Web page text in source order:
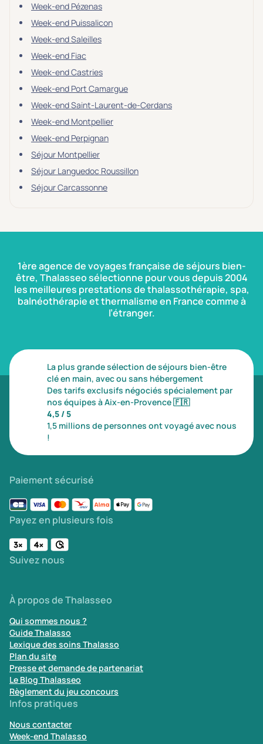
Week-end Pézenas
Week-end Puissalicon
Week-end Saleilles
Week-end Fiac
Week-end Castries
Week-end Port Camargue
Week-end Saint-Laurent-de-Cerdans
Week-end Montpellier
Week-end Perpignan
Séjour Montpellier
Séjour Languedoc Roussillon
Séjour Carcassonne
1ère agence de voyages française de séjours bien-
être, Thalasseo sélectionne pour vous depuis 2004
les meilleures prestations de thalassothérapie, spa,
balnéothérapie et thermalisme en France comme à
l’étranger.
La plus grande sélection de séjours bien-être
clé en main, avec ou sans hébergement
Des tarifs exclusifs négociés spécialement par
nos équipes à Aix-en-Provence🇫🇷
4,5 / 5
1,5 millions de personnes ont voyagé avec nous
!
Paiement sécurisé
Payez en plusieurs fois
Suivez nous
À propos de Thalasseo
Qui sommes nous ?
Guide Thalasso
Lexique des soins Thalasso
Plan du site
Presse et demande de partenariat
Le Blog Thalasseo
Règlement du jeu concours
Infos pratiques
Nous contacter
Week-end Thalasso